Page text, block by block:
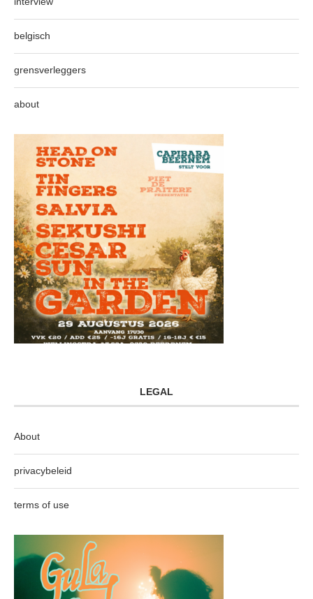
belgisch
grensverleggers
about
LEGAL
About
privacybeleid
terms of use